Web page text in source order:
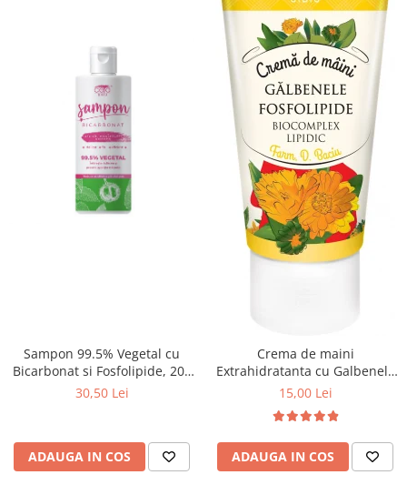
Sampon 99.5% Vegetal cu
Bicarbonat si Fosfolipide, 200
ml
30,50 Lei
ADAUGA IN COS
Crema de maini
Extrahidratanta cu Galbenele
si Fosfolipide, 50ml
15,00 Lei
ADAUGA IN COS